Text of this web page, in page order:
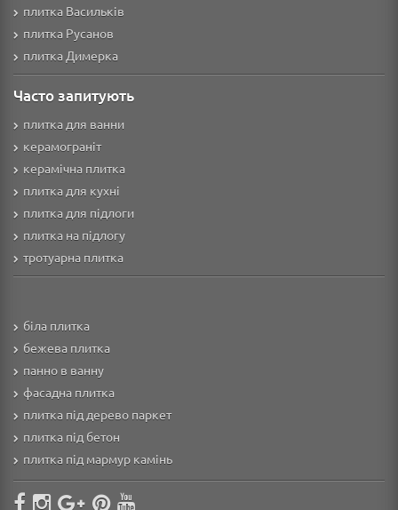
плитка Васильків
плитка Русанов
плитка Димерка
Часто запитують
плитка для ванни
керамограніт
керамічна плитка
плитка для кухні
плитка для підлоги
плитка на підлогу
тротуарна плитка
біла плитка
бежева плитка
панно в ванну
фасадна плитка
плитка під дерево паркет
плитка під бетон
плитка під мармур камінь